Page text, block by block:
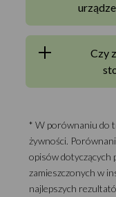
Czy
* W porównaniu do
żywności.
opisów dotyczących
zamieszczonych w
najlepszych